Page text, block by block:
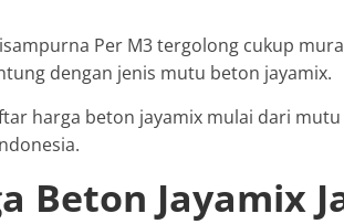
Per M3 tergolong cukup
dengan jenis mutu beton jayamix.
harga beton jayamix mulai dari mutu
Beton Jayamix